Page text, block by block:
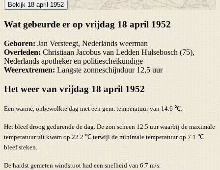
Bekijk 18 april 1952
Wat gebeurde er op vrijdag 18 april 1952
Geboren: Jan Versteegt, Nederlands weerman
Overleden: Christiaan Jacobus van Ledden Hulsebosch (75),
Nederlands apotheker en politiescheikundige
Weerextremen: Langste zonneschijnduur 12,5 uur
Het weer van vrijdag 18 april 1952
Een warme, onbewolkte dag met een gem. temperatuur van 14.6 ℃.
Het bleef droog gedurende de dag. De zon scheen 12.5 uur waarbij de maximale
temperatuur uit kwam op 22.2 ℃ terwijl de minimale temperatuur op 7.1 ℃
bleef steken.
De hardst gemeten windstoot had een snelheid van 6.7 m/s.